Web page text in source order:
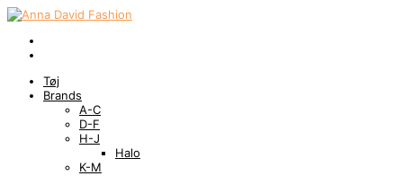
Tøj
Brands
A-C
D-F
H-J
Halo
K-M